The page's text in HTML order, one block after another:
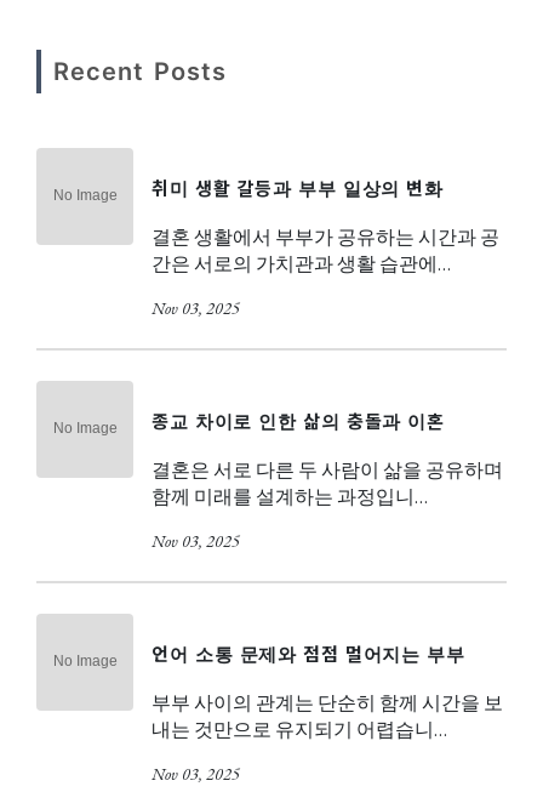
Recent Posts
취미 생활 갈등과 부부 일상의 변화
결혼 생활에서 부부가 공유하는 시간과 공
간은 서로의 가치관과 생활 습관에…
Nov 03, 2025
종교 차이로 인한 삶의 충돌과 이혼
결혼은 서로 다른 두 사람이 삶을 공유하며
함께 미래를 설계하는 과정입니…
Nov 03, 2025
언어 소통 문제와 점점 멀어지는 부부
부부 사이의 관계는 단순히 함께 시간을 보
내는 것만으로 유지되기 어렵습니…
Nov 03, 2025